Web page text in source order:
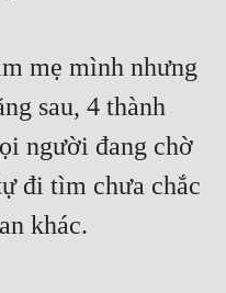
mẹ mình nhưng
sau, 4 thành
người đang chờ
đi tìm chưa chắc
khác.